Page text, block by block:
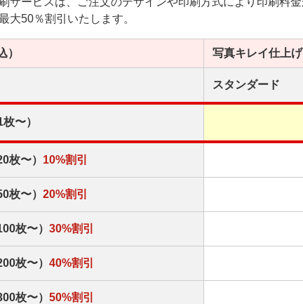
大50％割引いたします。
） 写真キレイ仕上げ
スタンダード
〜）
枚〜） 10%割引
枚〜） 20%割引
枚〜） 30%割引
枚〜） 40%割引
枚〜） 50%割引